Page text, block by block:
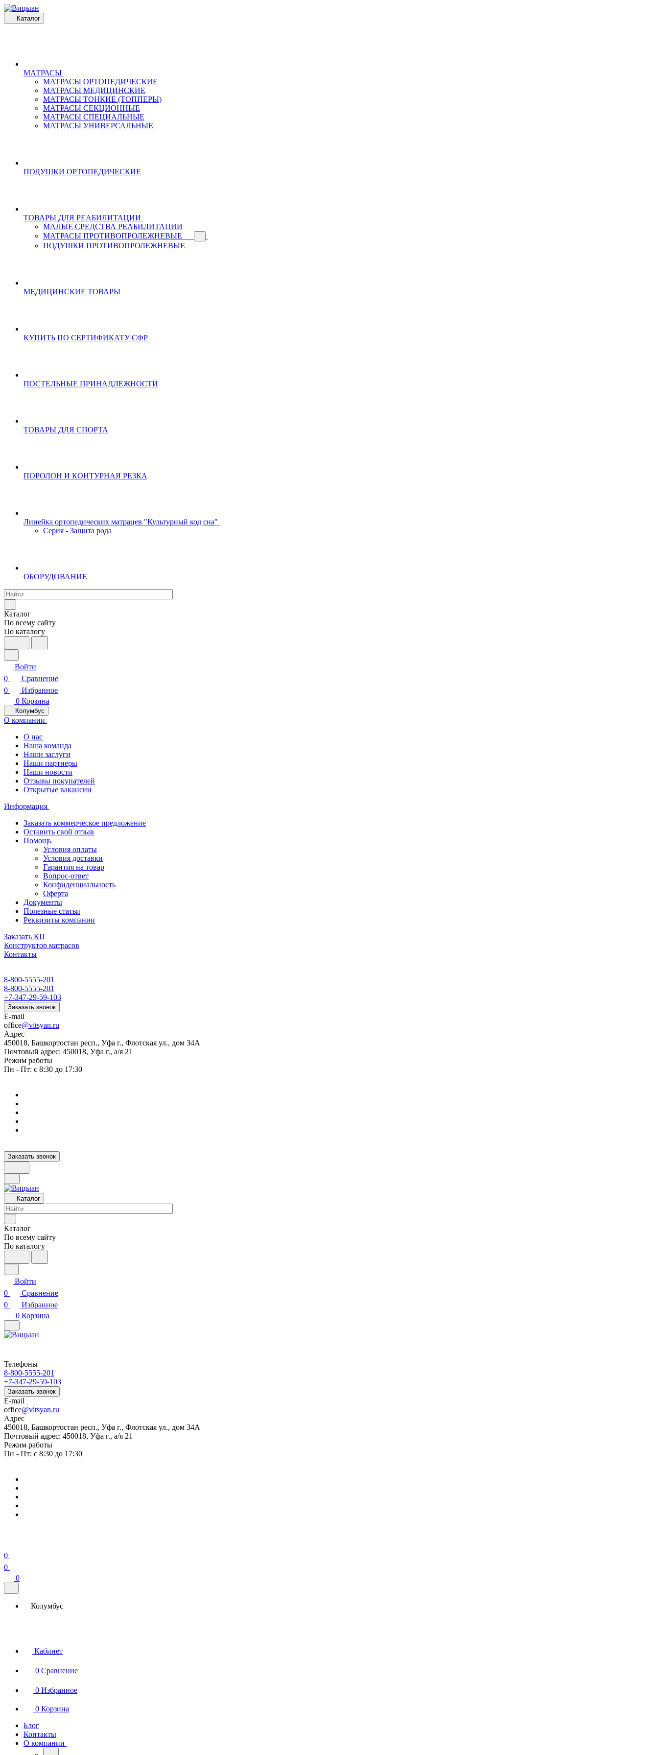
Каталог
МАТРАСЫ
МАТРАСЫ ОРТОПЕДИЧЕСКИЕ
МАТРАСЫ МЕДИЦИНСКИЕ
МАТРАСЫ ТОНКИЕ (ТОППЕРЫ)
МАТРАСЫ СЕКЦИОННЫЕ
МАТРАСЫ СПЕЦИАЛЬНЫЕ
МАТРАСЫ УНИВЕРСАЛЬНЫЕ
ПОДУШКИ ОРТОПЕДИЧЕСКИЕ
ТОВАРЫ ДЛЯ РЕАБИЛИТАЦИИ
МАЛЫЕ СРЕДСТВА РЕАБИЛИТАЦИИ
МАТРАСЫ ПРОТИВОПРОЛЕЖНЕВЫЕ
ПОДУШКИ ПРОТИВОПРОЛЕЖНЕВЫЕ
МЕДИЦИНСКИЕ ТОВАРЫ
КУПИТЬ ПО СЕРТИФИКАТУ СФР
ПОСТЕЛЬНЫЕ ПРИНАДЛЕЖНОСТИ
ТОВАРЫ ДЛЯ СПОРТА
ПОРОЛОН И КОНТУРНАЯ РЕЗКА
Линейка ортопедических матрацев "Культурный код сна"
Серия - Защита рода
ОБОРУДОВАНИЕ
Каталог
По всему сайту
По каталогу
Войти
0
Сравнение
0
Избранное
0 Корзина
Колумбус
О компании
О нас
Наша команда
Наши заслуги
Наши партнеры
Наши новости
Отзывы покупателей
Открытые вакансии
Информация
Заказать коммерческое предложение
Оставить свой отзыв
Помощь
Условия оплаты
Условия доставки
Гарантия на товар
Вопрос-ответ
Конфиденциальность
Оферта
Документы
Полезные статьи
Реквизиты компании
Заказать КП
Конструктор матрасов
Контакты
8-800-5555-201
8-800-5555-201
+7-347-29-59-103
Заказать звонок
E-mail
office@vitsyan.ru
Адрес
450018, Башкортостан респ., Уфа г., Флотская ул., дом 34А
Почтовый адрес: 450018, Уфа г., а/я 21
Режим работы
Пн - Пт: с 8:30 до 17:30
Заказать звонок
Каталог
Каталог
По всему сайту
По каталогу
Войти
0
Сравнение
0
Избранное
0 Корзина
Телефоны
8-800-5555-201
+7-347-29-59-103
Заказать звонок
E-mail
office@vitsyan.ru
Адрес
450018, Башкортостан респ., Уфа г., Флотская ул., дом 34А
Почтовый адрес: 450018, Уфа г., а/я 21
Режим работы
Пн - Пт: с 8:30 до 17:30
0
0
0
Колумбус
Кабинет
0 Сравнение
0 Избранное
0 Корзина
Блог
Контакты
О компании